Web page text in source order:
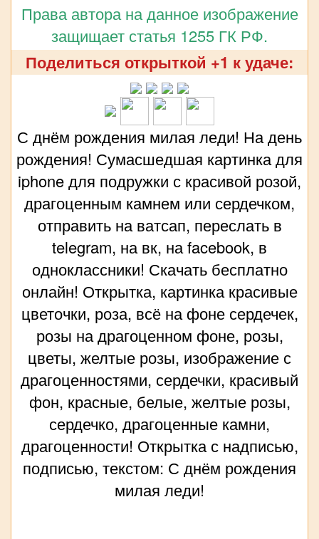
Права автора на данное изображение
защищает статья 1255 ГК РФ.
Поделиться открыткой +1 к удаче:
С днём рождения милая леди! На день
рождения! Сумасшедшая картинка для
iphone для подружки с красивой розой,
драгоценным камнем или сердечком,
отправить на ватсап, переслать в
telegram, на вк, на facebook, в
одноклассники! Скачать бесплатно
онлайн! Открытка, картинка красивые
цветочки, роза, всё на фоне сердечек,
розы на драгоценном фоне, розы,
цветы, желтые розы, изображение с
драгоценностями, сердечки, красивый
фон, красные, белые, желтые розы,
сердечко, драгоценные камни,
драгоценности! Открытка с надписью,
подписью, текстом: С днём рождения
милая леди!